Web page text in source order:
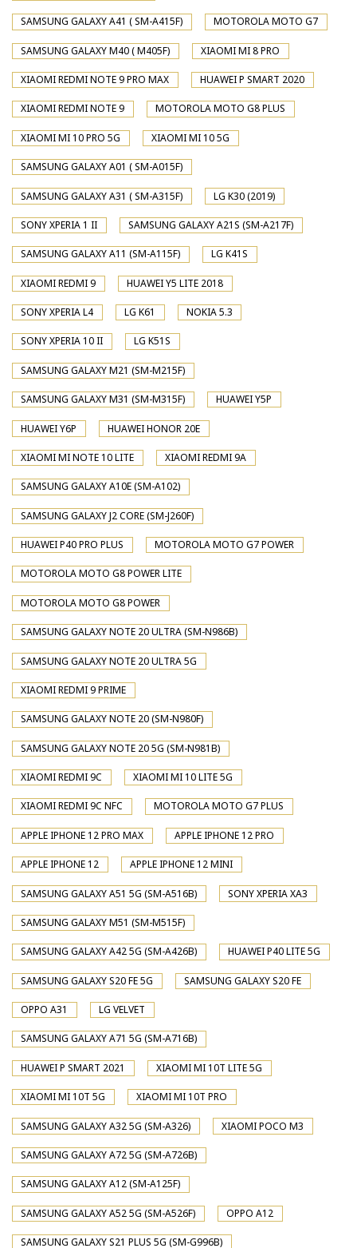
SAMSUNG GALAXY A41 ( SM-A415F) MOTOROLA MOTO G7
SAMSUNG GALAXY M40 ( M405F) XIAOMI MI 8 PRO
XIAOMI REDMI NOTE 9 PRO MAX HUAWEI P SMART 2020
XIAOMI REDMI NOTE 9 MOTOROLA MOTO G8 PLUS
XIAOMI MI 10 PRO 5G XIAOMI MI 10 5G
SAMSUNG GALAXY A01 ( SM-A015F)
SAMSUNG GALAXY A31 ( SM-A315F) LG K30 (2019)
SONY XPERIA 1 II SAMSUNG GALAXY A21S (SM-A217F)
SAMSUNG GALAXY A11 (SM-A115F) LG K41S
XIAOMI REDMI 9 HUAWEI Y5 LITE 2018
SONY XPERIA L4 LG K61 NOKIA 5.3
SONY XPERIA 10 II LG K51S
SAMSUNG GALAXY M21 (SM-M215F)
SAMSUNG GALAXY M31 (SM-M315F) HUAWEI Y5P
HUAWEI Y6P HUAWEI HONOR 20E
XIAOMI MI NOTE 10 LITE XIAOMI REDMI 9A
SAMSUNG GALAXY A10E (SM-A102)
SAMSUNG GALAXY J2 CORE (SM-J260F)
HUAWEI P40 PRO PLUS MOTOROLA MOTO G7 POWER
MOTOROLA MOTO G8 POWER LITE
MOTOROLA MOTO G8 POWER
SAMSUNG GALAXY NOTE 20 ULTRA (SM-N986B)
SAMSUNG GALAXY NOTE 20 ULTRA 5G
XIAOMI REDMI 9 PRIME
SAMSUNG GALAXY NOTE 20 (SM-N980F)
SAMSUNG GALAXY NOTE 20 5G (SM-N981B)
XIAOMI REDMI 9C XIAOMI MI 10 LITE 5G
XIAOMI REDMI 9C NFC MOTOROLA MOTO G7 PLUS
APPLE IPHONE 12 PRO MAX APPLE IPHONE 12 PRO
APPLE IPHONE 12 APPLE IPHONE 12 MINI
SAMSUNG GALAXY A51 5G (SM-A516B) SONY XPERIA XA3
SAMSUNG GALAXY M51 (SM-M515F)
SAMSUNG GALAXY A42 5G (SM-A426B) HUAWEI P40 LITE 5G
SAMSUNG GALAXY S20 FE 5G SAMSUNG GALAXY S20 FE
OPPO A31 LG VELVET
SAMSUNG GALAXY A71 5G (SM-A716B)
HUAWEI P SMART 2021 XIAOMI MI 10T LITE 5G
XIAOMI MI 10T 5G XIAOMI MI 10T PRO
SAMSUNG GALAXY A32 5G (SM-A326) XIAOMI POCO M3
SAMSUNG GALAXY A72 5G (SM-A726B)
SAMSUNG GALAXY A12 (SM-A125F)
SAMSUNG GALAXY A52 5G (SM-A526F) OPPO A12
SAMSUNG GALAXY S21 PLUS 5G (SM-G996B)